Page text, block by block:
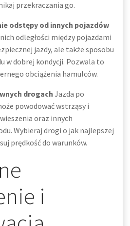
przekraczania go.
odstępy od innych pojazdów
odległości między pojazdami
jazdy, ale także sposobu
w dobrej kondycji. Pozwala to
obciążenia hamulców.
drogach Jazda po
powodować wstrząsy i
oraz innych
Wybieraj drogi o jak najlepszej
prędkość do warunków.
i